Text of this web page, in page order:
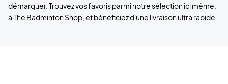
démarquer. Trouvez vos favoris parmi notre sélection ici même,
à The Badminton Shop, et bénéficiez d'une livraison ultra rapide.